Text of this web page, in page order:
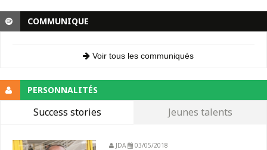
COMMUNIQUE
Voir tous les communiqués
PERSONNALITÉS
Success stories Jeunes talents
JDA 03/05/2018